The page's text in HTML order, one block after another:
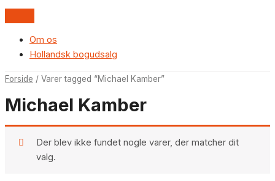
Om os
Hollandsk bogudsalg
Forside / Varer tagged “Michael Kamber”
Michael Kamber
Der blev ikke fundet nogle varer, der matcher dit
valg.